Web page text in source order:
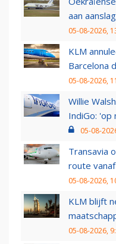
aan
05-08-2026,
KLM
Barcelona
05-08-2026,
Willie
IndiGo: 'op
05-08-
Transavia
route
05-08-2026,
KLM blijft
05-08-2026,